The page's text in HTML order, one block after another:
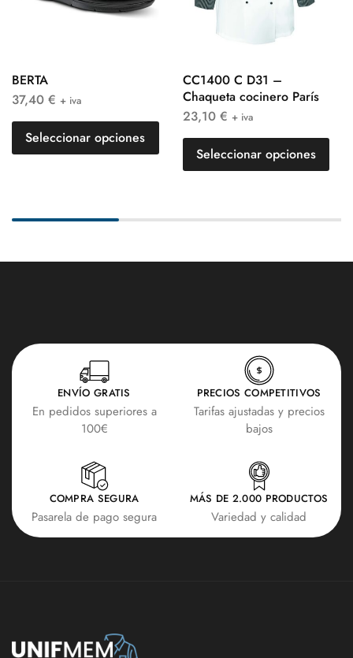
BERTA
37,40 € + iva
Seleccionar opciones
CC1400 C D31 –
Chaqueta cocinero París
23,10 € + iva
Seleccionar opciones
ENVÍO GRATIS
En pedidos superiores a
100€
PRECIOS COMPETITIVOS
Tarifas ajustadas y precios
bajos
COMPRA SEGURA
Pasarela de pago segura
MÁS DE 2.000 PRODUCTOS
Variedad y calidad